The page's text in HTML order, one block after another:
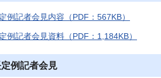
例記者会見内容（PDF：567KB）
例記者会見資料（PDF：1,184KB）
例記者会見